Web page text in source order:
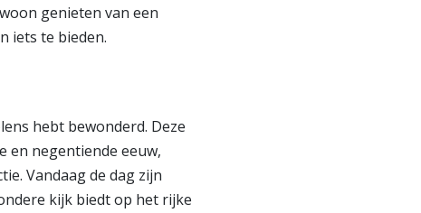
genieten van een
iets te bieden.
hebt bewonderd. Deze
en negentiende eeuw,
Vandaag de dag zijn
kijk biedt op het rijke